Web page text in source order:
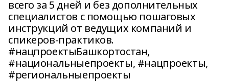
всего за 5 дней и без дополнительных
специалистов с помощью пошаговых
инструкций от ведущих компаний и
спикеров-практиков.
#нацпроектыБашкортостан,
#национальныепроекты, #нацпроекты,
#региональныепроекты